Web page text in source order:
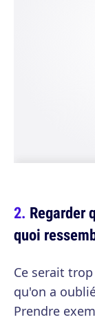
Regarder
quoi
Ce serait
qu'on a
Prendre